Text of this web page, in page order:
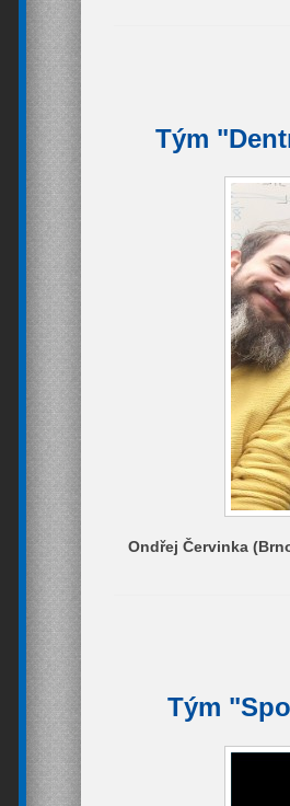
Tým
Ondřej Červinka
Tým